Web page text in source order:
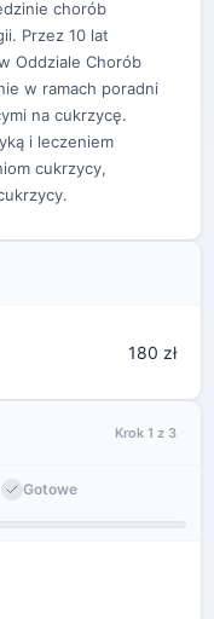
chorób
Przez 10 lat
Oddziale Chorób
w ramach poradni
na cukrzycę.
i leczeniem
cukrzycy,
180 zł
Krok 1 z 3
Gotowe